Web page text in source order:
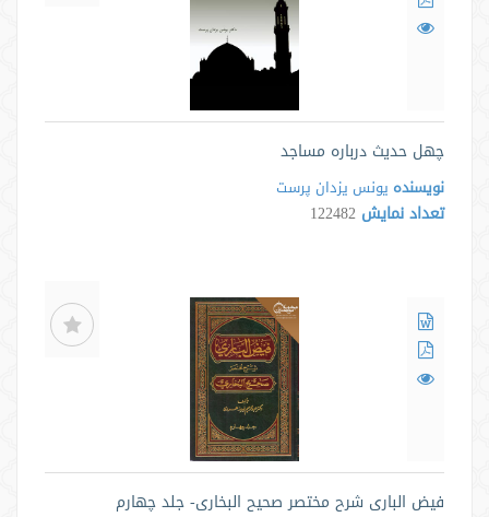
چهل حدیث درباره مساجد
نویسنده یونس یزدان پرست
تعداد نمایش 122482
فیض الباری شرح مختصر صحیح البخاری- جلد چهارم